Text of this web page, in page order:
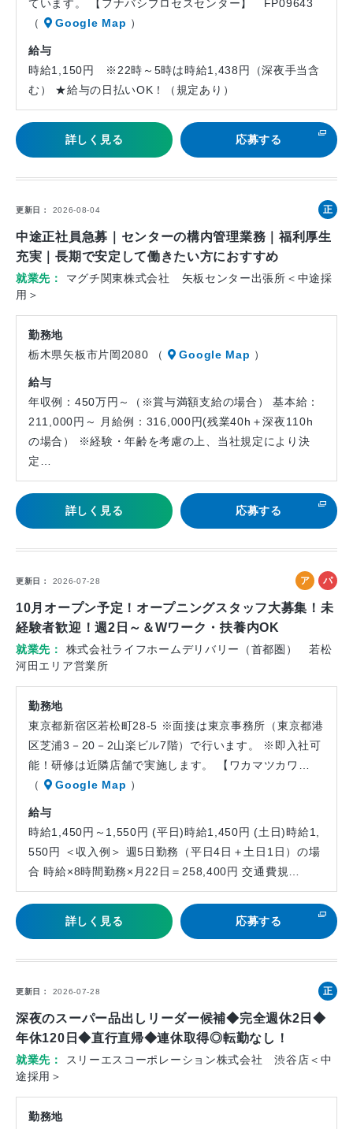
ています。 【フナバシプロセスセンター】 FP09643
（
Google Map ）
給与
時給1,150円 ※22時～5時は時給1,438円（深夜手当含
む） ★給与の日払いOK！（規定あり）
詳しく見る 応募する
更新日 2026-08-04
正
社
中途正社員急募｜センターの構内管理業務｜福利厚生
充実｜長期で安定して働きたい方におすすめ
就業先
マグチ関東株式会社 矢板センター出張所＜中途採
用＞
勤務地
栃木県矢板市片岡2080 （
Google Map ）
給与
年収例：450万円～（※賞与満額支給の場合） 基本給：
211,000円～ 月給例：316,000円(残業40h＋深夜110h
の場合） ※経験・年齢を考慮の上、当社規定により決
定…
詳しく見る 応募する
更新日 2026-07-28
ア
ル
ト
パ
ー
10月オープン予定！オープニングスタッフ大募集！未
経験者歓迎！週2日～＆Wワーク・扶養内OK
就業先
株式会社ライフホームデリバリー（首都圏） 若松
河田エリア営業所
勤務地
東京都新宿区若松町28-5 ※面接は東京事務所（東京都港
区芝浦3－20－2山楽ビル7階）で行います。 ※即入社可
能！研修は近隣店舗で実施します。 【ワカマツカワ…
（
Google Map ）
給与
時給1,450円～1,550円 (平日)時給1,450円 (土日)時給1,
550円 ＜収入例＞ 週5日勤務（平日4日＋土日1日）の場
合 時給×8時間勤務×月22日＝258,400円 交通費規…
詳しく見る 応募する
更新日 2026-07-28
正
深夜のスーパー品出しリーダー候補◆完全週休2日◆
年休120日◆直行直帰◆連休取得◎転勤なし！
就業先
スリーエスコーポレーション株式会社 渋谷店＜中
途採用＞
勤務地